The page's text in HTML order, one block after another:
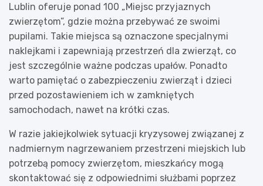
Lublin oferuje ponad 100 „Miejsc przyjaznych
zwierzętom”, gdzie można przebywać ze swoimi
pupilami. Takie miejsca są oznaczone specjalnymi
naklejkami i zapewniają przestrzeń dla zwierząt, co
jest szczególnie ważne podczas upałów. Ponadto
warto pamiętać o zabezpieczeniu zwierząt i dzieci
przed pozostawieniem ich w zamkniętych
samochodach, nawet na krótki czas.
W razie jakiejkolwiek sytuacji kryzysowej związanej z
nadmiernym nagrzewaniem przestrzeni miejskich lub
potrzebą pomocy zwierzętom, mieszkańcy mogą
skontaktować się z odpowiednimi służbami poprzez